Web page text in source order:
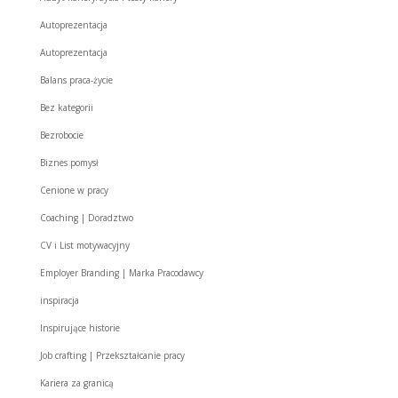
Autoprezentacja
Autoprezentacja
Balans praca-życie
Bez kategorii
Bezrobocie
Biznes pomysł
Cenione w pracy
Coaching | Doradztwo
CV i List motywacyjny
Employer Branding | Marka Pracodawcy
inspiracja
Inspirujące historie
Job crafting | Przekształcanie pracy
Kariera za granicą